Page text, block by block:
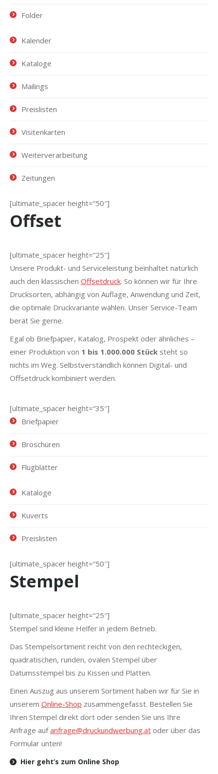
Folder
Kalender
Kataloge
Mailings
Preislisten
Visitenkarten
Weiterverarbeitung
Zeitungen
[ultimate_spacer height=“50″]
Offset
[ultimate_spacer height=“25″]
Unsere Produkt- und Serviceleistung beinhaltet natürlich
auch den klassischen Offsetdruck. So können wir für Ihre
Drucksorten, abhängig von Auflage, Anwendung und Zeit,
die optimale Druckvariante wählen. Unser Service-Team
berät Sie gerne.
Egal ob Briefpapier, Katalog, Prospekt oder ähnliches –
einer Produktion von 1 bis 1.000.000 Stück steht so
nichts im Weg. Selbstverständlich können Digital- und
Offsetdruck kombiniert werden.
[ultimate_spacer height=“35″]
Briefpapier
Broschüren
Flugblätter
Kataloge
Kuverts
Preislisten
[ultimate_spacer height=“50″]
Stempel
[ultimate_spacer height=“25″]
Stempel sind kleine Helfer in jedem Betrieb.
Das Stempelsortiment reicht von den rechteckigen,
quadratischen, runden, ovalen Stempel über
Datumsstempel bis zu Kissen und Platten.
Einen Auszug aus unserem Sortiment haben wir für Sie in
unserem Online-Shop zusammengefasst. Bestellen Sie
Ihren Stempel direkt dort oder senden Sie uns Ihre
Anfrage aufanfrage@druckundwerbung.at oder über das
Formular unten!
Hier geht’s zum Online Shop